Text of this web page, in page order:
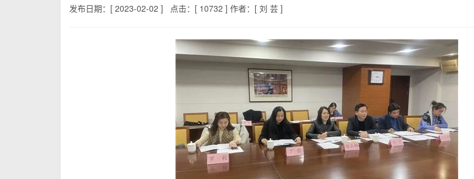
发布日期：[ 2023-02-02 ] 点击：[ 10732 ] 作者：[ 刘 芸 ]